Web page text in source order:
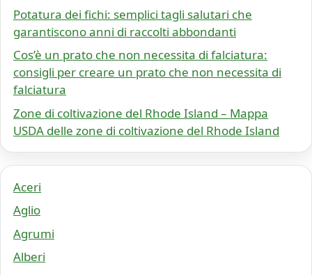
Potatura dei fichi: semplici tagli salutari che
garantiscono anni di raccolti abbondanti
Cos’è un prato che non necessita di falciatura:
consigli per creare un prato che non necessita di
falciatura
Zone di coltivazione del Rhode Island – Mappa
USDA delle zone di coltivazione del Rhode Island
Aceri
Aglio
Agrumi
Alberi